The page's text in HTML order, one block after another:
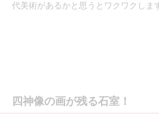
代美術があるかと思うとワクワクしま
四神像の画が残る石室！